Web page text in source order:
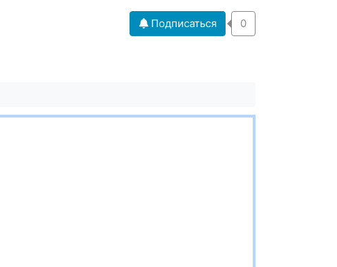
Подписаться 0